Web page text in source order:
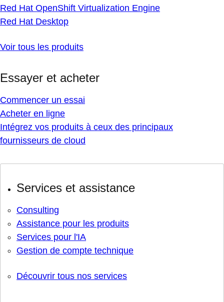
Red Hat OpenShift Virtualization Engine
Red Hat Desktop
Voir tous les produits
Essayer et acheter
Commencer un essai
Acheter en ligne
Intégrez vos produits à ceux des principaux
fournisseurs de cloud
Services et assistance
Consulting
Assistance pour les produits
Services pour l'IA
Gestion de compte technique
Découvrir tous nos services